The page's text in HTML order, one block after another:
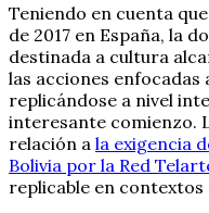
Teniendo en cuenta
de 2017 en España, la
destinada a cultura
las acciones enfocadas
replicándose a nivel
interesante comienzo.
relación a la exigencia
Bolivia por la Red
replicable en contextos